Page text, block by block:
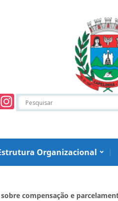
Instagram
Organizacional
sobre compensação e